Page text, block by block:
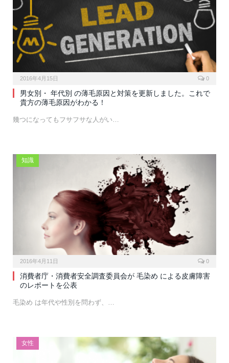
2016年4月15日 0
男女別・ 年代別 の薄毛原因と対策を更新しました。これで
貴方の薄毛原因がわかる！
幾つになってもフサフサな人がい…
知識
2016年4月11日 0
消費者庁・消費者安全調査委員会が 毛染め による皮膚障害
のレポートを公表
毛染め は年代や性別を問わず、…
女性